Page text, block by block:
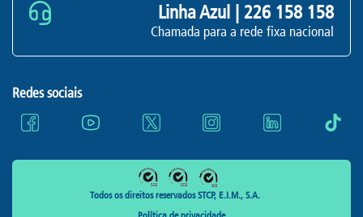
Linha Azul | 226 158 158
Chamada para a rede fixa nacional
Redes sociais
Todos os direitos reservados STCP, E.I.M., S.A.